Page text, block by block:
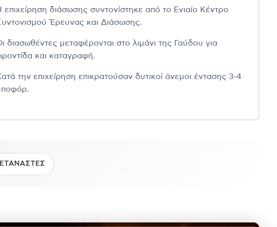
επιχείρηση διάσωσης συντονίστηκε από το Ενιαίο Κέντρο
Έρευνας και Διάσωσης.
διασωθέντες μεταφέρονται στο λιμάνι της Γαύδου για
και καταγραφή.
την επιχείρηση επικρατούσαν δυτικοί άνεμοι έντασης 3-4